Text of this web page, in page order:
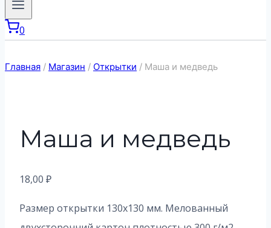
0
Главная / Магазин / Открытки / Маша и медведь
Маша и медведь
18,00 ₽
Размер открытки 130х130 мм. Мелованный